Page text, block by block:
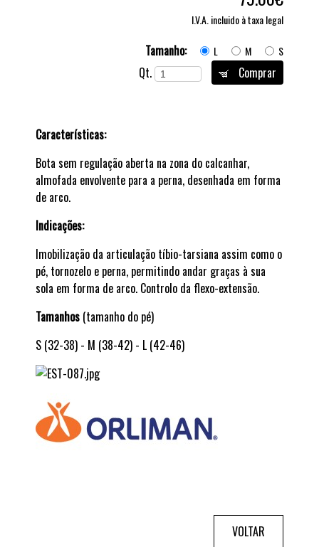
I.V.A. incluido à taxa legal
Tamanho: L M S
Qt. Comprar
Características:
Bota sem regulação aberta na zona do calcanhar,
almofada envolvente para a perna, desenhada em forma
de arco.
Indicações:
Imobilização da articulação tíbio-tarsiana assim como o
pé, tornozelo e perna, permitindo andar graças à sua
sola em forma de arco. Controlo da flexo-extensão.
Tamanhos (tamanho do pé)
S (32-38) - M (38-42) - L (42-46)
VOLTAR